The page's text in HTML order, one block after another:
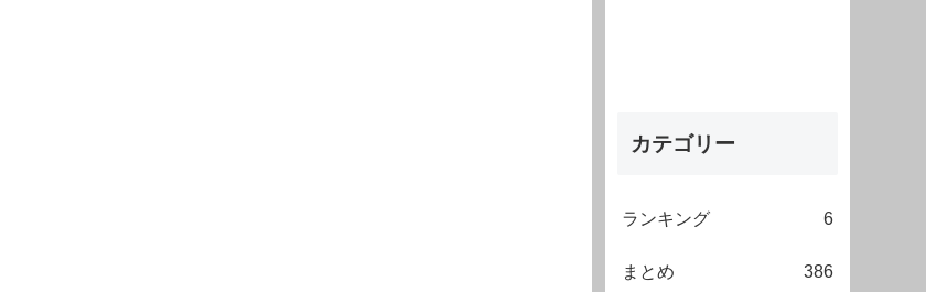
カテゴリー
ランキング 6
まとめ 386